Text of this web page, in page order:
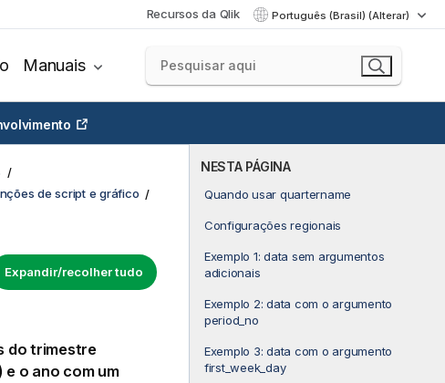
Recursos da Qlik Português (Brasil) (Alterar)
Manuais
NESTA PÁGINA
Quando usar quartername
Configurações regionais
Exemplo 1: data sem argumentos
adicionais
Exemplo 2: data com o argumento
period_no
Exemplo 3: data com o argumento
first_week_day
de script e gráfico
Expandir/recolher tudo
do trimestre
e o ano com um